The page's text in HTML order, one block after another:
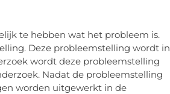
te hebben wat het probleem is.
Deze probleemstelling wordt in
wordt deze probleemstelling
Nadat de probleemstelling
worden uitgewerkt in de